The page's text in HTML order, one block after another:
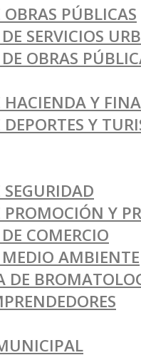
OBRAS PÚBLICAS
SERVICIOS
OBRAS
HACIENDA Y
DEPORTES Y
SEGURIDAD
PROMOCIÓN Y
COMERCIO
AMBIENTE
DE